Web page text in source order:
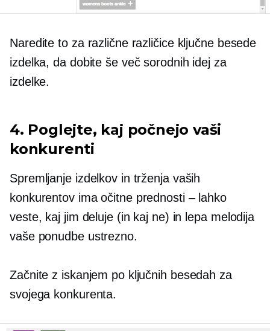
Naredite to za različne različice ključne besede
izdelka, da dobite še več sorodnih idej za
izdelke.
4. Poglejte, kaj počnejo vaši
konkurenti
Spremljanje izdelkov in trženja vaših
konkurentov ima očitne prednosti – lahko
veste, kaj jim deluje (in kaj ne) in lepa melodija
vaše ponudbe ustrezno.
Začnite z iskanjem po ključnih besedah ​​za
svojega konkurenta.